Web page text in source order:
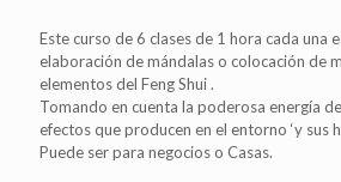
Este curso de 6 clases de 1 hora cada una
elaboración de mándalas o colocación de
elementos del Feng Shui .
Tomando en cuenta la poderosa energía
efectos que producen en el entorno ‘y sus
Puede ser para negocios o Casas.